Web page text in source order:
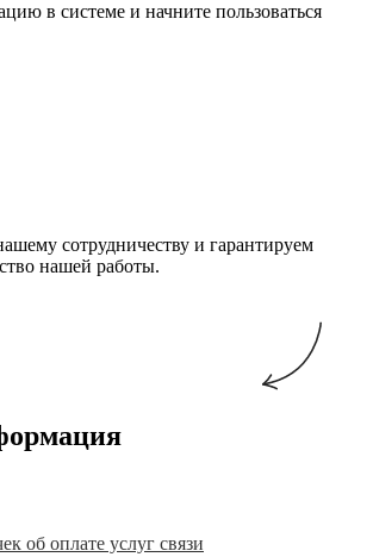
в системе и начните пользоваться
сотрудничеству и гарантируем
нашей работы.
об оплате услуг связи